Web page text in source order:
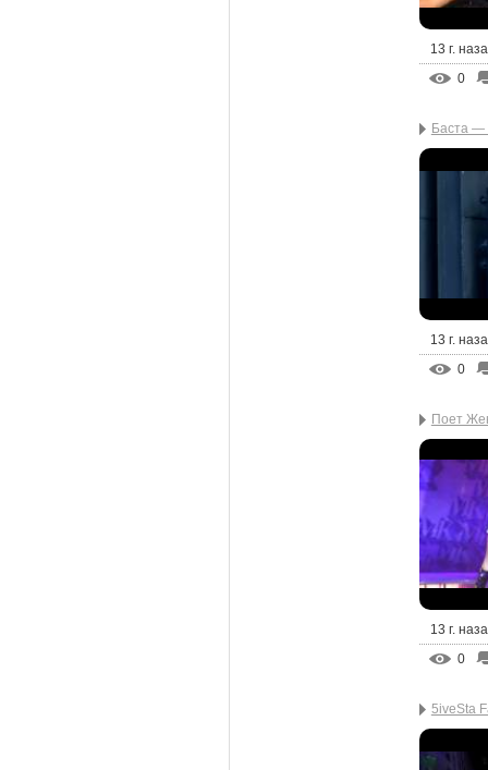
13 г.
0
Баста —
13 г.
0
Поет
13 г.
0
5iveSta